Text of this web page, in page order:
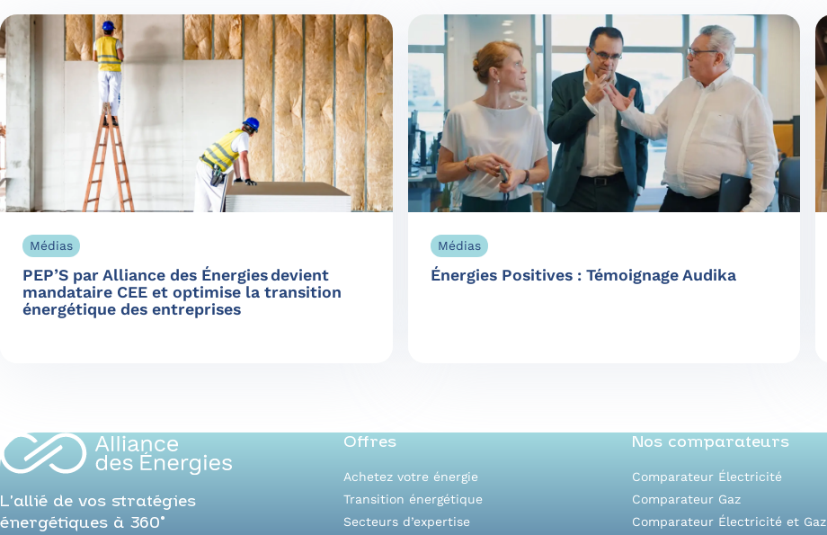
Médias
PEP’S par Alliance des Énergies devient
mandataire CEE et optimise la transition
énergétique des entreprises
Médias
Énergies Positives : Témoignage Audika
L’allié de vos stratégies
énergétiques à 360°
Offres
Achetez votre énergie
Transition énergétique
Secteurs d’expertise
Nos comparateurs
Comparateur Électricité
Comparateur Gaz
Comparateur Électricité et Gaz